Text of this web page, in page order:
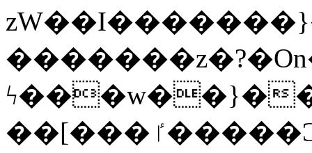
ϟ���w��}�
��[���ٵ�����Ͻ���������x�ս��Apq�����޻�V����O�cp����ٝy{����:�k�ןNݯOOCyx6���&���?